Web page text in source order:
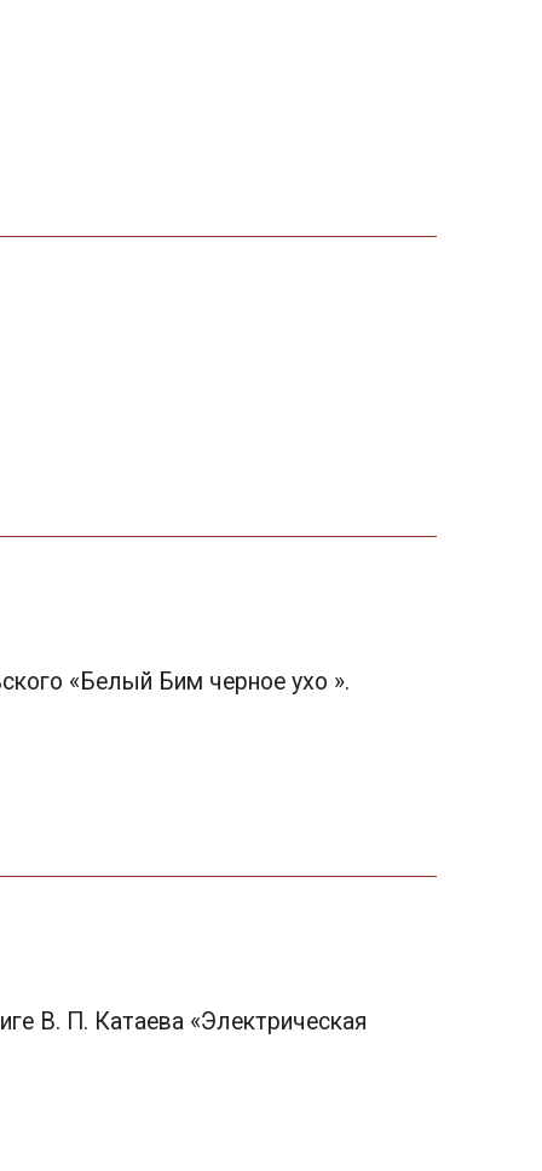
«Белый Бим черное ухо ».
В. П. Катаева «Электрическая